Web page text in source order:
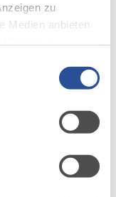
zu
Medien anbieten
unsere Partner
die du